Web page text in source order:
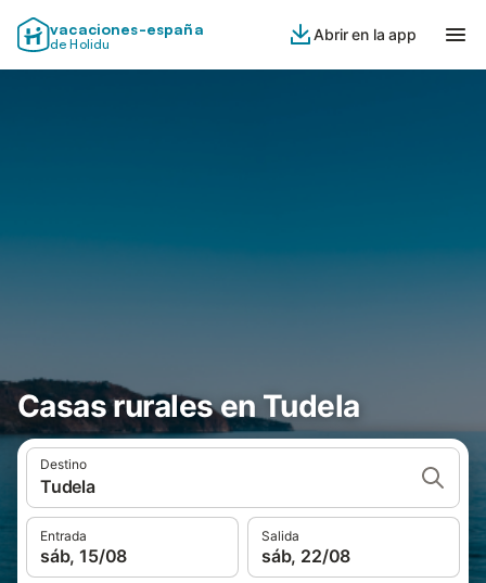
vacaciones-españa
de Holidu
Abrir en la app
Casas rurales en Tudela
Destino
Tudela
Entrada
sáb, 15/08
Salida
sáb, 22/08